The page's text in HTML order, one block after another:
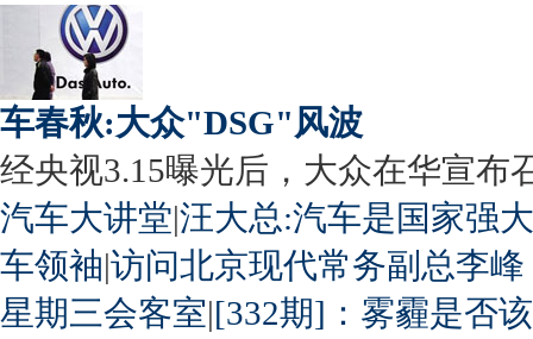
车春秋:大众"DSG"风波
经央视3.15曝光后，大众在华宣布
汽车大讲堂|汪大总:汽车是国家强
车领袖|访问北京现代常务副总李峰
星期三会客室|[332期]：雾霾是否